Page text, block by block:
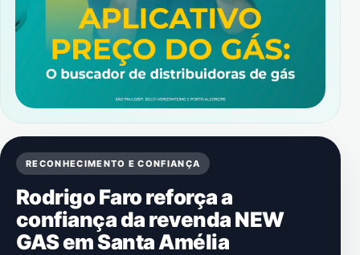
RECONHECIMENTO E CONFIANÇA
Rodrigo Faro reforça a
confiança da revenda NEW
GAS em Santa Amélia